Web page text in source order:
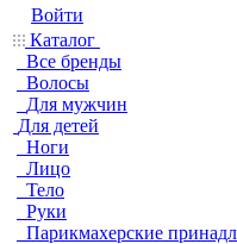
Войти
Каталог
Все бренды
Волосы
Для мужчин
Для детей
Ноги
Лицо
Тело
Руки
Парикмахерские